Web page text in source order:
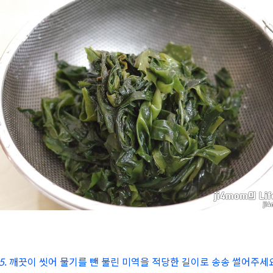
. 깨끗이 씻어 물기를 뺀 불린 미역을 적당한 길이로 송송 썰어주세